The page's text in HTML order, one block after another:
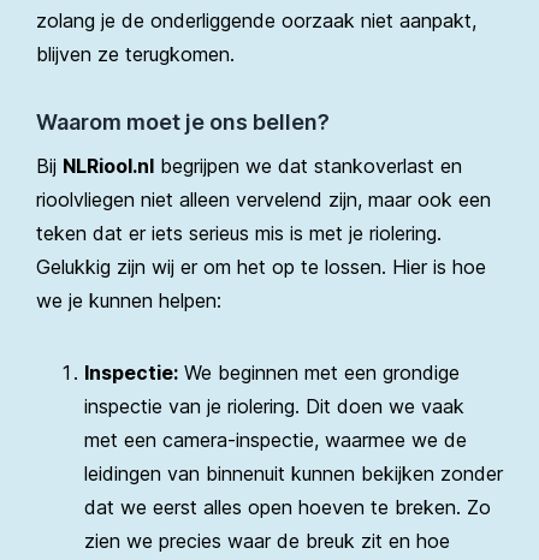
zolang je de onderliggende oorzaak niet aanpakt,
blijven ze terugkomen.
Waarom moet je ons bellen?
Bij NLRiool.nl begrijpen we dat stankoverlast en
rioolvliegen niet alleen vervelend zijn, maar ook een
teken dat er iets serieus mis is met je riolering.
Gelukkig zijn wij er om het op te lossen. Hier is hoe
we je kunnen helpen:
Inspectie: We beginnen met een grondige
inspectie van je riolering. Dit doen we vaak
met een camera-inspectie, waarmee we de
leidingen van binnenuit kunnen bekijken zonder
dat we eerst alles open hoeven te breken. Zo
zien we precies waar de breuk zit en hoe